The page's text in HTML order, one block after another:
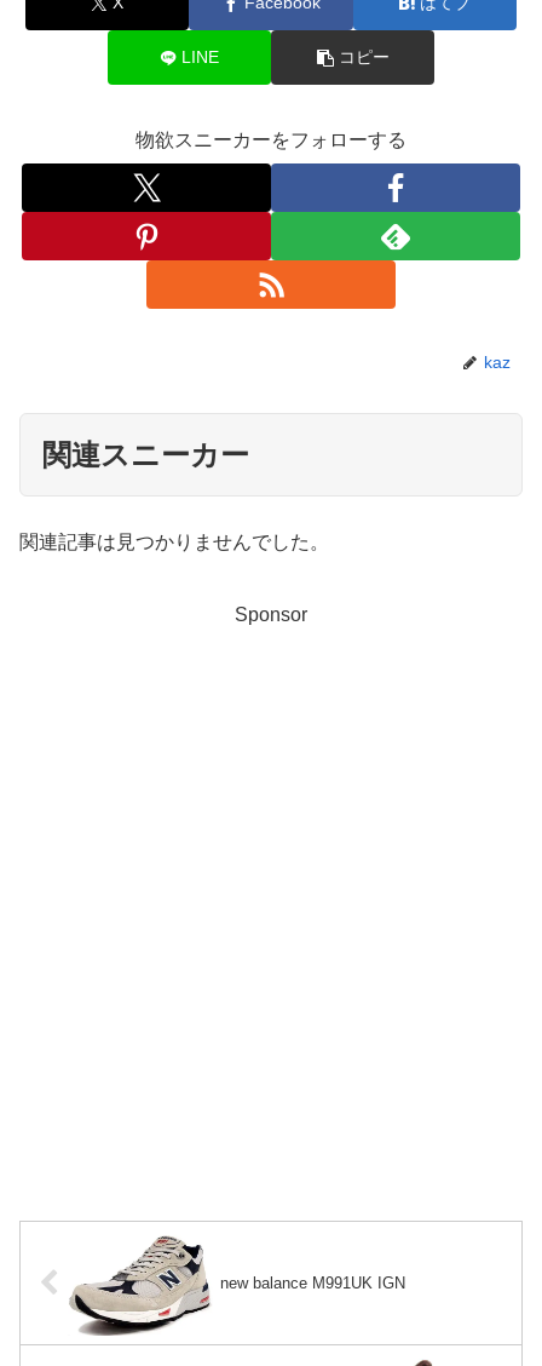
LINE コピー
物欲スニーカーをフォローする
kaz
関連スニーカー
関連記事は見つかりませんでした。
Sponsor
new balance M991UK IGN